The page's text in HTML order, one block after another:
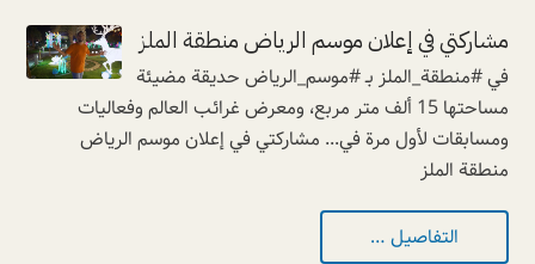
مشاركتي في إعلان موسم الرياض منطقة الملز
في #منطقة_الملز بـ #موسم_الرياض حديقة مضيئة
مساحتها 15 ألف متر مربع، ومعرض غرائب العالم وفعاليات
ومسابقات لأول مرة في... مشاركتي في إعلان موسم الرياض
منطقة الملز
التفاصيل …